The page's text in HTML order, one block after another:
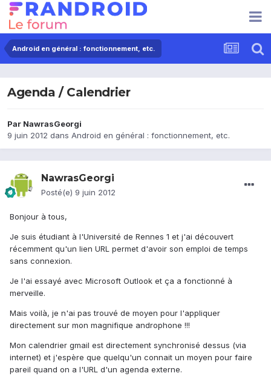
Android en général : fonctionnement, etc.
Agenda / Calendrier
Par NawrasGeorgi
9 juin 2012 dans Android en général : fonctionnement, etc.
NawrasGeorgi
Posté(e) 9 juin 2012
Bonjour à tous,
Je suis étudiant à l'Université de Rennes 1 et j'ai découvert
récemment qu'un lien URL permet d'avoir son emploi de temps
sans connexion.
Je l'ai essayé avec Microsoft Outlook et ça a fonctionné à
merveille.
Mais voilà, je n'ai pas trouvé de moyen pour l'appliquer
directement sur mon magnifique androphone !!!
Mon calendrier gmail est directement synchronisé dessus (via
internet) et j'espère que quelqu'un connait un moyen pour faire
pareil quand on a l'URL d'un agenda externe.